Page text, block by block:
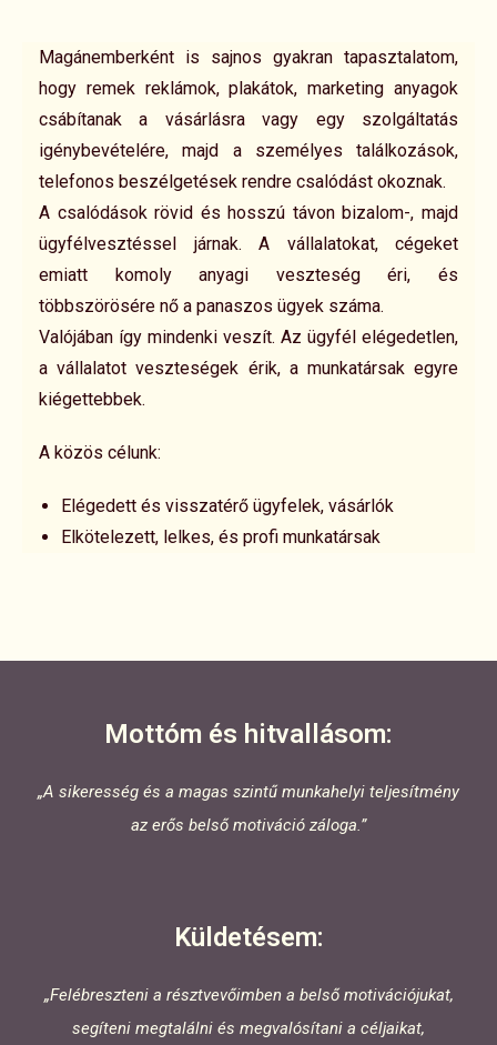
Magánemberként is sajnos gyakran tapasztalatom,
hogy remek reklámok, plakátok, marketing anyagok
csábítanak a vásárlásra vagy egy szolgáltatás
igénybevételére, majd a személyes találkozások,
telefonos beszélgetések rendre csalódást okoznak.
A csalódások rövid és hosszú távon bizalom-, majd
ügyfélvesztéssel járnak. A vállalatokat, cégeket
emiatt komoly anyagi veszteség éri, és
többszörösére nő a panaszos ügyek száma.
Valójában így mindenki veszít. Az ügyfél elégedetlen,
a vállalatot veszteségek érik, a munkatársak egyre
kiégettebbek.
A közös célunk:
Elégedett és visszatérő ügyfelek, vásárlók
Elkötelezett, lelkes, és profi munkatársak
Mottóm és hitvallásom:
„A sikeresség és a magas szintű munkahelyi teljesítmény
az erős belső motiváció záloga.”
Küldetésem:
„Felébreszteni a résztvevőimben a belső motivációjukat,
segíteni megtalálni és megvalósítani a céljaikat,